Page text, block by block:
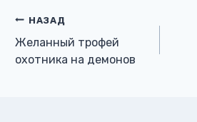
Навигация
по
НАЗАД
Желанный трофей
охотника на демонов